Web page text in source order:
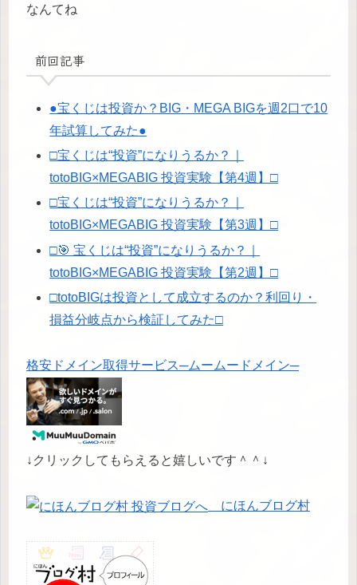
なんてね
前回記事
●宝くじは投資か？BIG・MEGA BIGを週2口で10
年試算してみた●
□宝くじは“投資”になりうるか？｜
totoBIG×MEGABIG 投資実験【第4週】□
□宝くじは“投資”になりうるか？｜
totoBIG×MEGABIG 投資実験【第3週】□
□🎯 宝くじは“投資”になりうるか？｜
totoBIG×MEGABIG 投資実験【第2週】□
□totoBIGは投資として成立するのか？利回り・
損益分岐点から検証してみた□
格安ドメイン取得サービス─ムームードメイン─
↓クリックしてもらえると嬉しいです＾＾↓
にほんブログ村